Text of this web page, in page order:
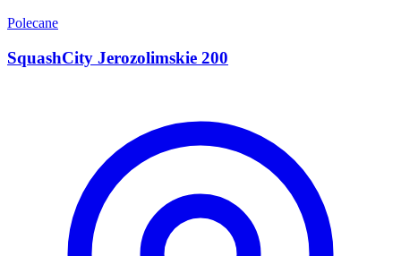
Polecane
SquashCity Jerozolimskie 200